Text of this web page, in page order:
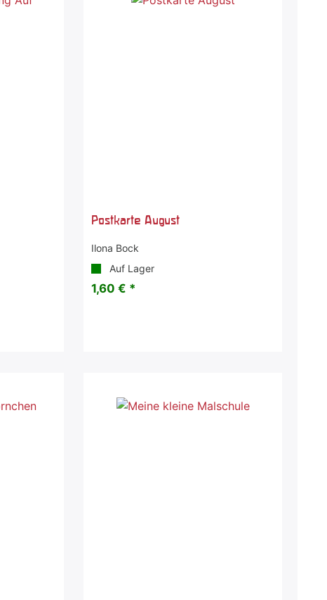
Postkarte August
Ilona Bock
Auf Lager
1,60 € *